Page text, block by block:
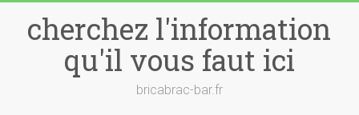
contentcherchez l'information
qu'il vous faut ici
bricabrac-bar.fr